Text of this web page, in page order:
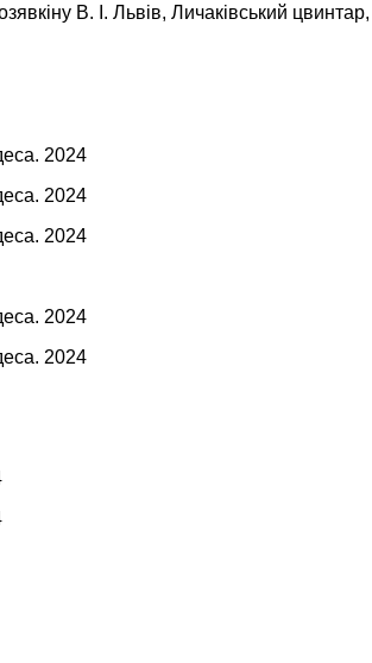
В. І. Львів, Личаківський
2024
2024
2024
2024
2024